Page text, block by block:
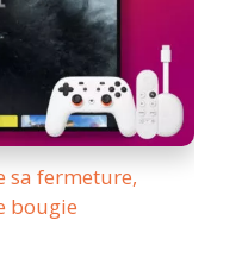
sa fermeture,
bougie